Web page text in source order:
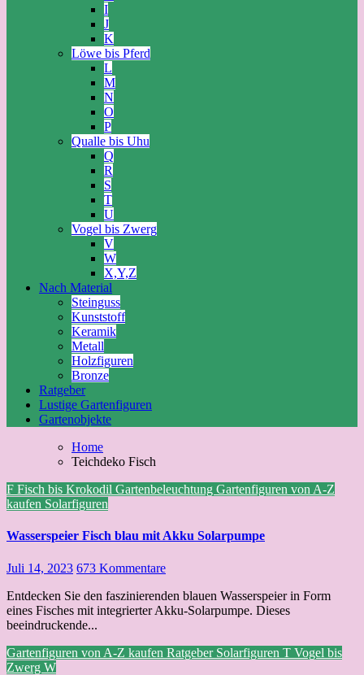
I
J
K
Löwe bis Pferd
L
M
N
O
P
Qualle bis Uhu
Q
R
S
T
U
Vogel bis Zwerg
V
W
X,Y,Z
Nach Material
Steinguss
Kunststoff
Keramik
Metall
Holzfiguren
Bronze
Ratgeber
Lustige Gartenfiguren
Gartenobjekte
Home
Teichdeko Fisch
F Fisch bis Krokodil Gartenbeleuchtung Gartenfiguren von A-Z
kaufen Solarfiguren
Wasserspeier Fisch blau mit Akku Solarpumpe
Juli 14, 2023 673 Kommentare
Entdecken Sie den faszinierenden blauen Wasserspeier in Form
eines Fisches mit integrierter Akku-Solarpumpe. Dieses
beeindruckende...
Gartenfiguren von A-Z kaufen Ratgeber Solarfiguren T Vogel bis
Zwerg W